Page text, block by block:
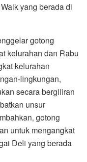
yang berada di
gotong
kelurahan dan Rabu
kelurahan
lingkungan,
secara bergiliran
unsur
gotong
untuk mengangkat
Deli yang berada